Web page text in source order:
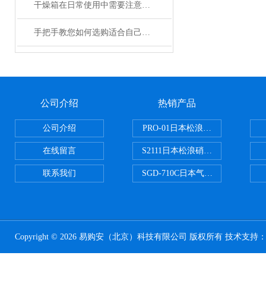
干燥箱在日常使用中需要注意哪些事项？
手把手教您如何选购适合自己的日本加热板？
公司介绍
公司介绍
在线留言
联系我们
热销产品
PRO-01日本松浪硝子玻璃制品载
S2111日本松浪硝子载玻片
SGD-710C日本气体分割器
Copyright © 2026 易购安（北京）科技有限公司 版权所有 技术支持：